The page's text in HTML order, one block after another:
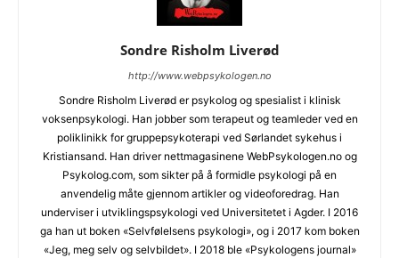
Sondre Risholm Liverød
http://www.webpsykologen.no
Sondre Risholm Liverød er psykolog og spesialist i klinisk
voksenpsykologi. Han jobber som terapeut og teamleder ved en
poliklinikk for gruppepsykoterapi ved Sørlandet sykehus i
Kristiansand. Han driver nettmagasinene WebPsykologen.no og
Psykolog.com, som sikter på å formidle psykologi på en
anvendelig måte gjennom artikler og videoforedrag. Han
underviser i utviklingspsykologi ved Universitetet i Agder. I 2016
ga han ut boken «Selvfølelsens psykologi», og i 2017 kom boken
«Jeg, meg selv og selvbildet». I 2018 ble «Psykologens journal»